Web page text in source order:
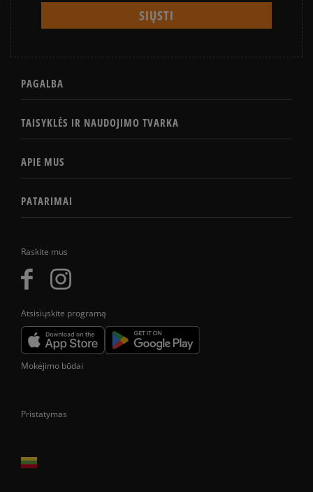
Raskite mus
Atsisiųskite programą
PAGALBA
TAISYKLĖS IR NAUDOJIMO TVARKA
APIE MUS
PATARIMAI
Mokėjimo būdai
Pristatymas